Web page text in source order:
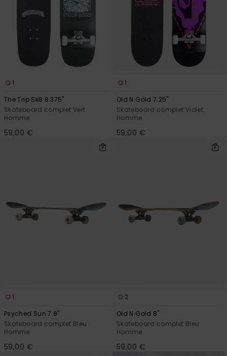
1
The Trip Sk8 8.375"
Skateboard complet Vert
Homme
59,00 €
1
Old N Gold 7.25"
Skateboard complet Violet
Homme
59,00 €
1
Psyched Sun 7.8"
Skateboard complet Bleu
Homme
59,00 €
2
Old N Gold 8"
Skateboard complet Bleu
Homme
59,00 €